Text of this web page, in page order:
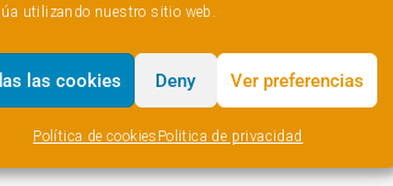
utilizando nuestro sitio web.
las cookies Deny Ver preferencias
Política de cookies Politica de privacidad
sus padres o tutores para que
el consentimiento de sus padres, no